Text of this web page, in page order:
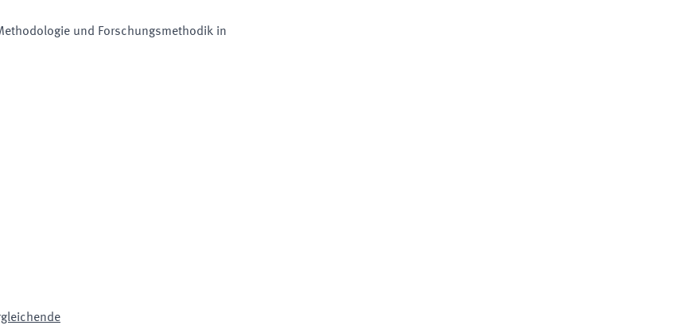
und Forschungsmethodik in